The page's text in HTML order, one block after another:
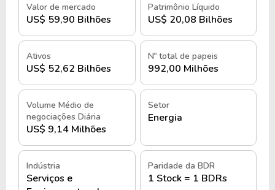
Valor de mercado
US$ 59,90 Bilhões
Patrimônio Líquido
US$ 20,08 Bilhões
Ativos
US$ 52,62 Bilhões
Nº total de papeis
992,00 Milhões
Volume Médio de
negociações Diária
US$ 9,14 Milhões
Setor
Energia
Indústria
Serviços e
Paridade da BDR
1 Stock = 1 BDRs